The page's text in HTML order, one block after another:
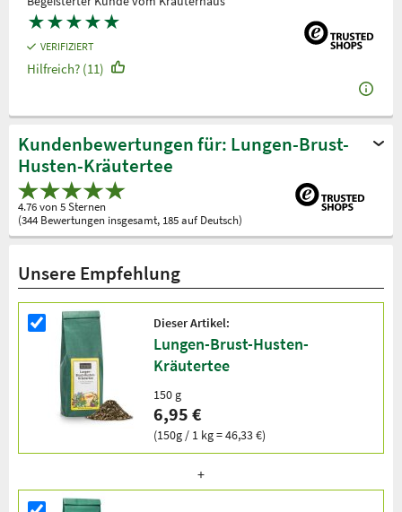
★★★★★
VERIFIZIERT
Hilfreich? (11)
Kundenbewertungen für: Lungen-Brust-
Husten-Kräutertee
4.76 von 5 Sternen
(344 Bewertungen insgesamt, 185 auf Deutsch)
Unsere Empfehlung
Dieser Artikel:
Lungen-Brust-Husten-
Kräutertee
150 g
6,95 €
(150g / 1 kg = 46,33 €)